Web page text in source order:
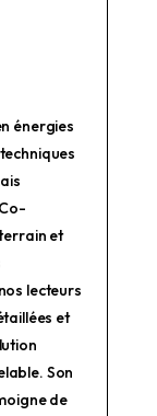
énergies
et
lecteurs
et
Son
de